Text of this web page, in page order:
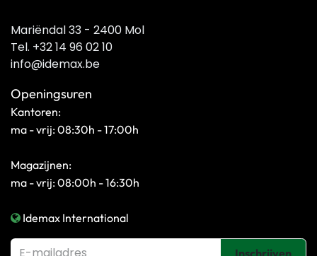
Mariëndal 33 - 2400 Mol
Tel. +32 14 96 02 10
info@idemax.be
Openingsuren
Kantoren:
ma - vrij: 08:30h - 17:00h
Magazijnen:
ma - vrij: 08:00h - 16:30h
Idemax International
Inschrijven